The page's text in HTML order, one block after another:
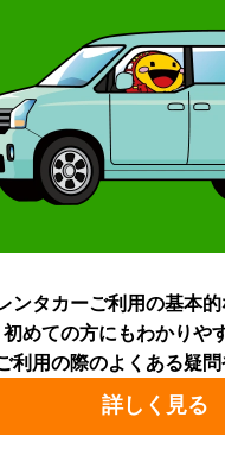
ンタカーご利用の基本
初めての方にもわかりや
利用の際のよくある疑問
詳しく見る